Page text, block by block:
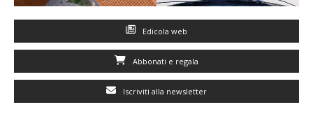
Edicola web
Abbonati e regala
Iscriviti alla newsletter